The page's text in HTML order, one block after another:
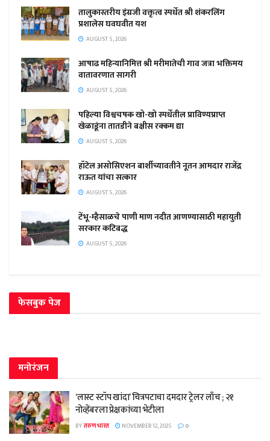
तालुकास्तरीय इंग्रजी वक्तृत्व स्पर्धेत श्री शंकरलिंग
प्रशालेस घवघवीत यश
AUGUST 5, 2026
आषाढ महिन्यानिमित्त श्री मरीमातेची गाव जत्रा भक्तिमय
वातावरणात सागरी
AUGUST 5, 2026
पहिल्या विश्वचषक खो-खो स्पर्धेतील प्राविण्यप्राप्त
खेळाडूंना तातडीने बक्षीस रक्कम द्या
AUGUST 5, 2026
हॉटेल असोसिएशन बार्शीच्यावतीने नूतन आमदार राजेंद्र
राऊत यांचा सत्कार
AUGUST 5, 2026
टेंभू-म्हैसाळचे पाणी माण नदीत आणण्यासाठी महायुती
सरकार कटिबद्ध
AUGUST 5, 2026
फेसबुक पेज
मनोरंजन
‘लास्ट स्टॉप खांदा’ चित्रपटाचा दमदार ट्रेलर लाँच ; २१
नोव्हेंबरला प्रेक्षकांच्या भेटीला
BYतरुण भारत NOVEMBER 12, 2025 0